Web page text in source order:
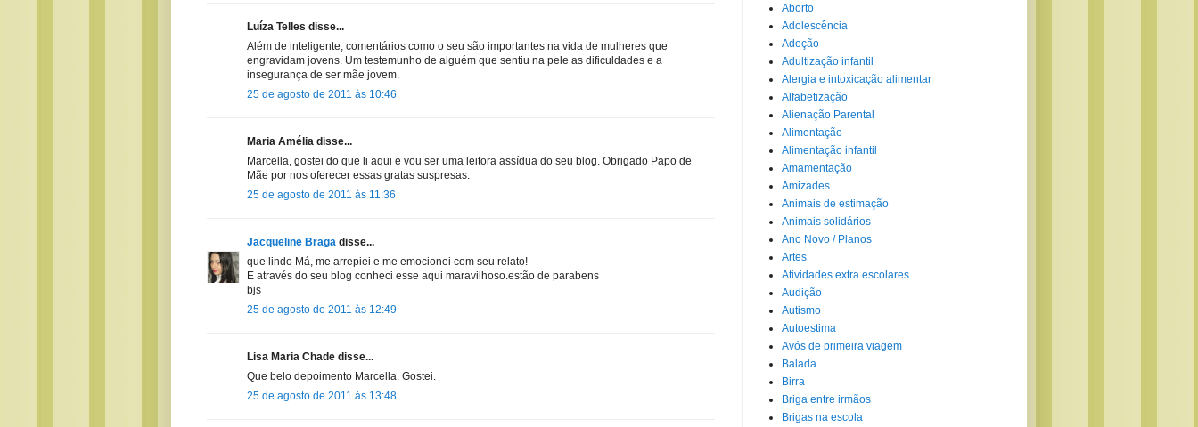
Luíza Telles disse...
Além de inteligente, comentários como o seu são importantes na vida de mulheres que
engravidam jovens. Um testemunho de alguém que sentiu na pele as dificuldades e a
insegurança de ser mãe jovem.
25 de agosto de 2011 às 10:46
Maria Amélia disse...
Marcella, gostei do que li aqui e vou ser uma leitora assídua do seu blog. Obrigado Papo de
Mãe por nos oferecer essas gratas suspresas.
25 de agosto de 2011 às 11:36
Jacqueline Braga disse...
que lindo Má, me arrepiei e me emocionei com seu relato!
E através do seu blog conheci esse aqui maravilhoso.estão de parabens
bjs
25 de agosto de 2011 às 12:49
Lisa Maria Chade disse...
Que belo depoimento Marcella. Gostei.
25 de agosto de 2011 às 13:48
Aborto
Adolescência
Adoção
Adultização infantil
Alergia e intoxicação alimentar
Alfabetização
Alienação Parental
Alimentação
Alimentação infantil
Amamentação
Amizades
Animais de estimação
Animais solidários
Ano Novo / Planos
Artes
Atividades extra escolares
Audição
Autismo
Autoestima
Avós de primeira viagem
Balada
Birra
Briga entre irmãos
Brigas na escola